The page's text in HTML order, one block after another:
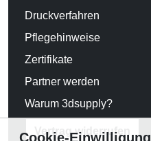
Druckverfahren
Pflegehinweise
Zertifikate
Partner werden
Warum 3dsupply?
Vertrag widerrufen
Cookie-Einwilligung